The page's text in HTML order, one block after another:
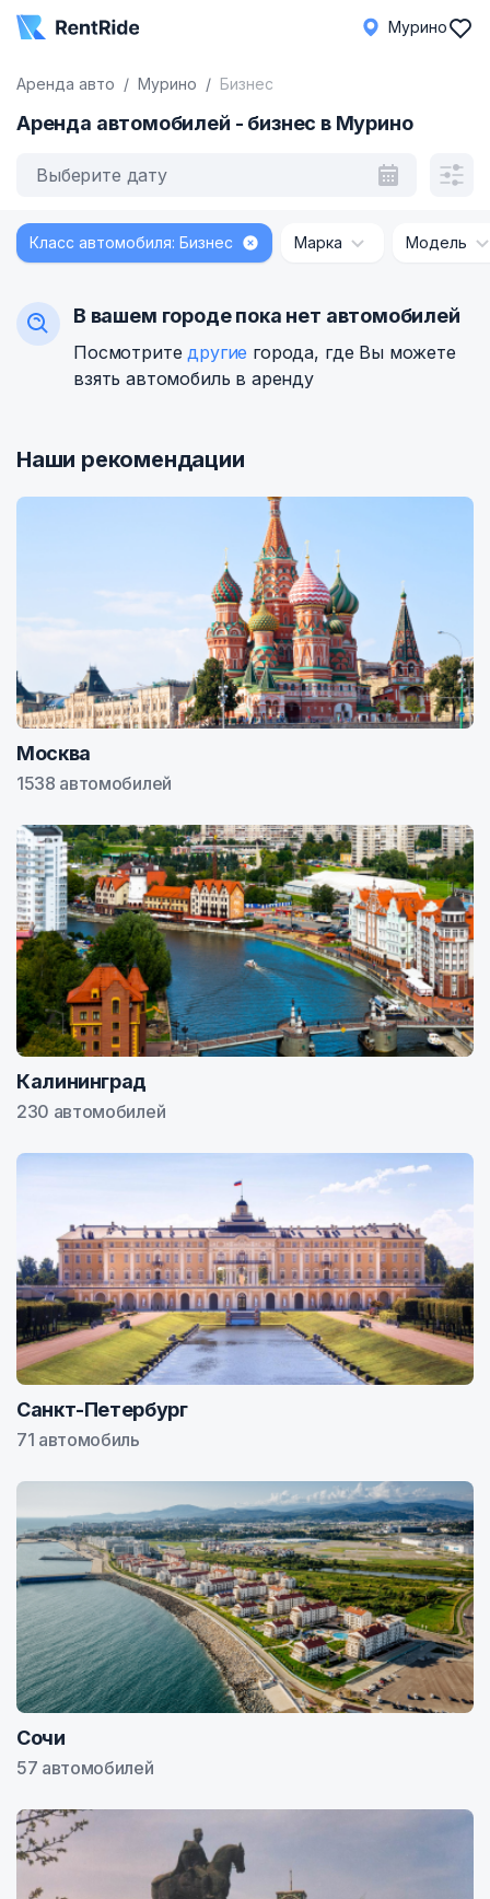
Мурино
Аренда авто Мурино Бизнес
Аренда автомобилей - бизнес в Мурино
Выберите дату
Класс автомобиля: Бизнес Марка Модель
В вашем городе пока нет автомобилей
Посмотритедругие города, где Вы можете
взять автомобиль в аренду
Наши рекомендации
Москва
1538 автомобилей
Калининград
230 автомобилей
Санкт-Петербург
71 автомобиль
Сочи
57 автомобилей